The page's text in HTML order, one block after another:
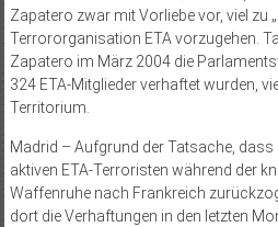
Zapatero zwar mit Vorliebe vor, viel zu
Terrororganisation ETA vorzugehen.
Zapatero im März 2004 die
324 ETA-Mitglieder verhaftet wurden,
Territorium.
Madrid – Aufgrund der Tatsache,
aktiven ETA-Terroristen während der
Waffenruhe nach Frankreich
dort die Verhaftungen in den letzten